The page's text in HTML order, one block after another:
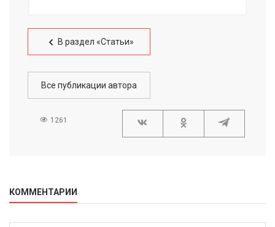
В раздел «Статьи»
Все публикации автора
1261
КОММЕНТАРИИ